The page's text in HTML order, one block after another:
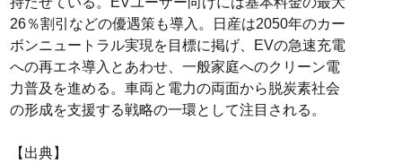
26％割引などの優遇策も導入。日産は2050年のカー
ボンニュートラル実現を目標に掲げ、EVの急速充電
への再エネ導入とあわせ、一般家庭へのクリーン電
力普及を進める。車両と電力の両面から脱炭素社会
の形成を支援する戦略の一環として注目される。
【出典】